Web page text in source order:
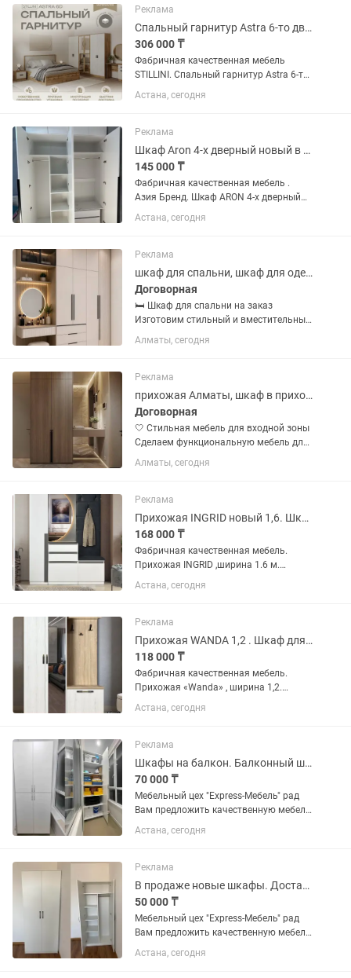
Реклама
Спальный гарнитур Astra 6-то дверный STILLINI
306 000 ₸
Фабричная качественная мебель
STILLINI. Спальный гарнитур Astra 6-ти
дверный в наличии в Астане . В
гарнитур входят - кровать
зеркалом , комод с зеркалом ,2 тумбы...
Астана, сегодня
Реклама
Шкаф Aron 4-х дверный новый в наличии
145 000 ₸
Фабричная качественная мебель .
Азия Бренд. Шкаф ARON 4-х дверный
распашной в наличии. Размеры :
высота - 2.7 (с антресолью), без
. Доставка по городу...
Астана, сегодня
Реклама
шкаф для спальни, шкаф для одежды, мебель для спальни, гардероб
Договорная
🛏️ Шкаф для спальни на заказ
Изготовим стильный и вместительный
шкаф по вашим размерам. Вы можете
выбрать цвет, дизайн и внутреннее
индивидуальным размерам 📏 Замер
—...
Алматы, сегодня
Реклама
прихожая Алматы, шкаф в прихожую, прихожая на заказ, обувница
Договорная
🤍 Стильная мебель для входной зоны
Сделаем функциональную мебель для
прихожей, чтобы верхняя одежда,
обувь и другие вещи всегда были
подходящий вариант под интерьер и...
Алматы, сегодня
Реклама
Прихожая INGRID новый 1,6. Шкаф для прихожей
168 000 ₸
Фабричная качественная мебель.
Прихожая INGRID ,ширина 1.6 м.
Размеры указаны на фото . В наличии
в Астане . Отправка в другие города.
черте города Астана Так же...
Астана, сегодня
Реклама
Прихожая WANDA 1,2 . Шкаф для прихожей
118 000 ₸
Фабричная качественная мебель.
Прихожая «Wanda» , ширина 1,2.
Размеры указаны на фото .в наличии в
Астане . Так же ,отправка в другие
БЕСПЛАТНО черте города Астана. Так...
Астана, сегодня
Реклама
Шкафы на балкон. Балконный шкаф. Доставка и сборка бесплатно.
70 000 ₸
Мебельный цех "Express-Мебель" рад
Вам предложить качественную мебель
по доступным ценам. Вся мебель
абсолютно новая. Для производства
качественные проверенные...
Астана, сегодня
Реклама
В продаже новые шкафы. Доставка и сборка бесплатно.
50 000 ₸
Мебельный цех "Express-Мебель" рад
Вам предложить качественную мебель
по доступным ценам. Вся мебель
абсолютно новая. Для производства
Астана, сегодня